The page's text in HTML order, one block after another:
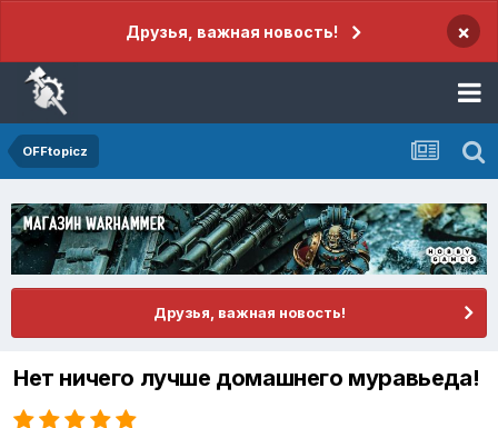
Друзья, важная новость! ×
OFFtopicz
Друзья, важная новость!
Нет ничего лучше домашнего муравьеда!